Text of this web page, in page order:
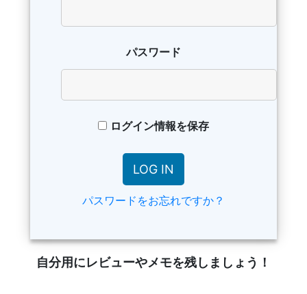
パスワード
ログイン情報を保存
パスワードをお忘れですか？
自分用にレビューやメモを残しましょう！